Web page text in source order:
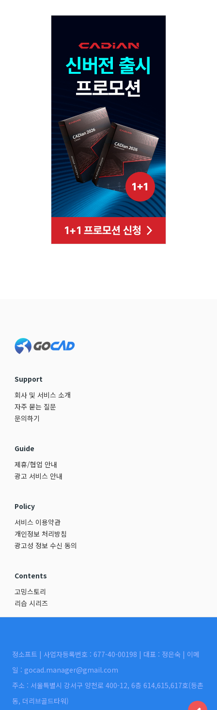
Support
회사 및 서비스 소개
자주 묻는 질문
문의하기
Guide
제휴/협업 안내
광고 서비스 안내
Policy
서비스 이용약관
개인정보 처리방침
광고성 정보 수신 동의
Contents
고밍스토리
리습 시리즈
정소프트 | 사업자등록번호 : 677-40-00198 | 대표 : 정은숙 | 이메
일 : gocad.manager@gmail.com
주소 : 서울특별시 강서구 양천로 400-12, 6층 614,615,617호(등촌
동, 더리브골드타워)